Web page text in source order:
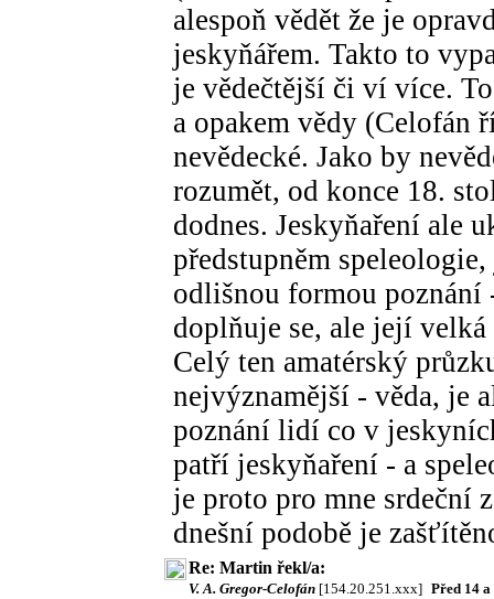
alespoň vědět že je
jeskyňářem. Takto to
je vědečtější či ví více.
a opakem vědy (Celofán
nevědecké. Jako by
rozumět, od konce 18.
dodnes. Jeskyňaření ale
předstupněm
odlišnou formou poznání
doplňuje se, ale její
Celý ten amatérský
nejvýznamější - věda, je
poznání lidí co v
patří jeskyňaření - a
je proto pro mne srdeční
dnešní podobě je
Re: Martin řekl/a:
V. A. Gregor-Celofán [154.20.251.xxx] Před 14